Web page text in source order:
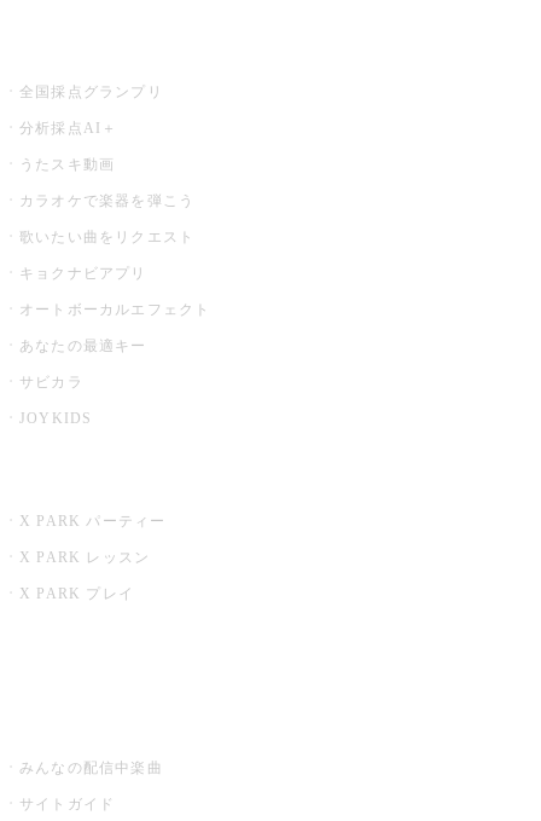
全国採点グランプリ
分析採点AI＋
うたスキ動画
カラオケで楽器を弾こう
歌いたい曲をリクエスト
キョクナビアプリ
オートボーカルエフェクト
あなたの最適キー
サビカラ
JOYKIDS
X PARK パーティー
X PARK レッスン
X PARK プレイ
みんなの配信中楽曲
サイトガイド